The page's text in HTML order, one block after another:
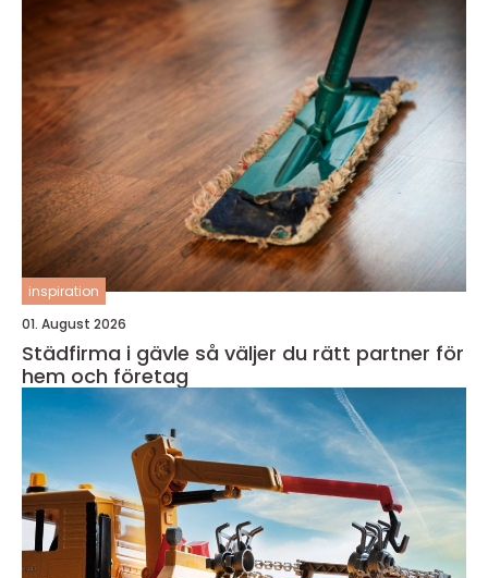
inspiration
01. August 2026
Städfirma i gävle så väljer du rätt partner för
hem och företag